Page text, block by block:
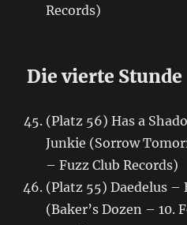
Records)
Die vierte Stunde
(Platz 56) Has a
Junkie (Sorrow
– Fuzz Club Records)
(Platz 55) Daedelus –
(Baker’s Dozen – 10.